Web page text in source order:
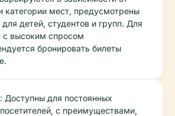
категории мест, предусмотрены
детей, студентов и групп. Для
с высоким спросом
бронировать билеты
: Доступны для постоянных
посетителей, с преимуществами,